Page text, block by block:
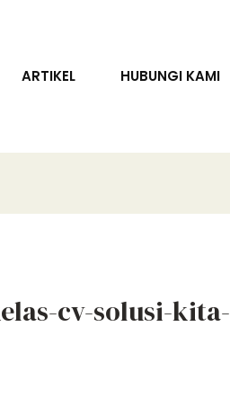
ARTIKEL HUBUNGI KAMI
cv-solusi-kita-